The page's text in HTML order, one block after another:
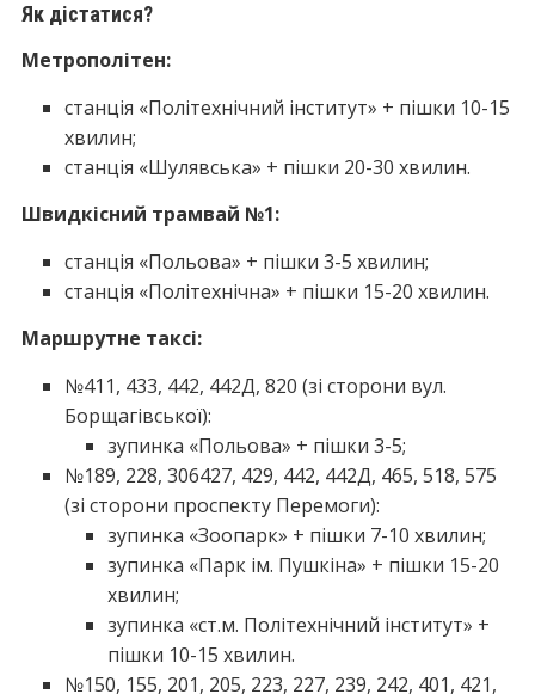
Як дістатися?
Метрополітен:
станція «Політехнічний інститут» + пішки 10-15
хвилин;
станція «Шулявська» + пішки 20-30 хвилин.
Швидкісний трамвай №1:
станція «Польова» + пішки 3-5 хвилин;
станція «Політехнічна» + пішки 15-20 хвилин.
Маршрутне таксі:
№411, 433, 442, 442Д, 820 (зі сторони вул.
Борщагівської):
зупинка «Польова» + пішки 3-5;
№189, 228, 306427, 429, 442, 442Д, 465, 518, 575
(зі сторони проспекту Перемоги):
зупинка «Зоопарк» + пішки 7-10 хвилин;
зупинка «Парк ім. Пушкіна» + пішки 15-20
хвилин;
зупинка «ст.м. Політехнічний інститут» +
пішки 10-15 хвилин.
№150, 155, 201, 205, 223, 227, 239, 242, 401, 421,